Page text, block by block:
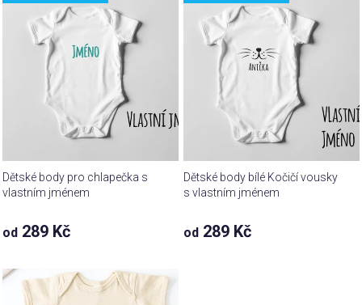
Dětské body pro chlapečka s
vlastním jménem
od 289 Kč
Dětské body bílé Kočičí vousky
s vlastním jménem
od 289 Kč